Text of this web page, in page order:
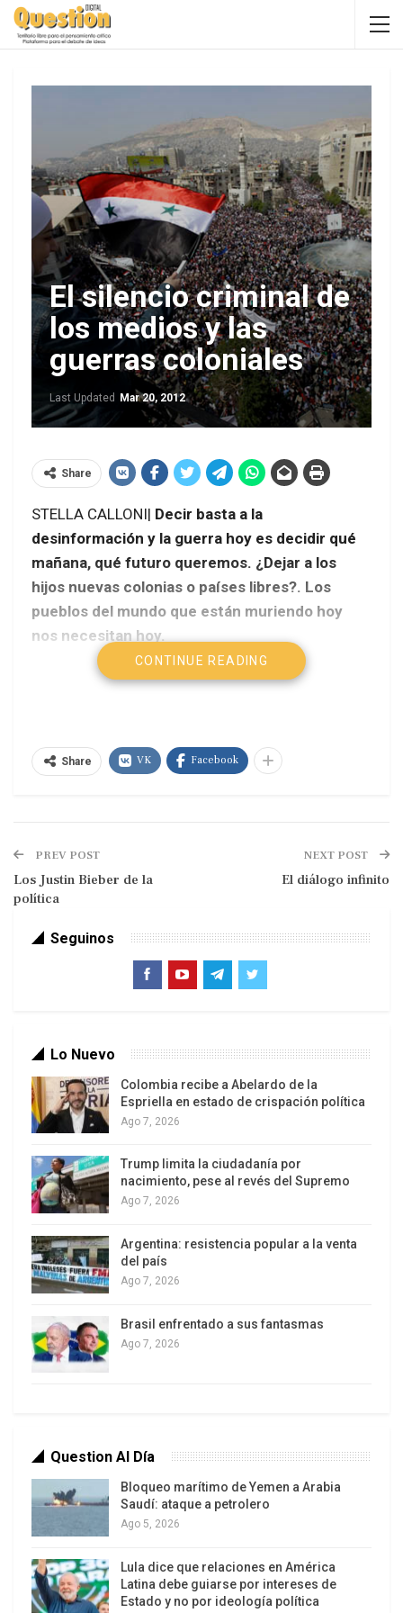
El silencio criminal de
los medios y las
guerras coloniales
Last Updated Mar 20, 2012
Share
STELLA CALLONI| Decir basta a la
desinformación y la guerra hoy es decidir qué
mañana, qué futuro queremos. ¿Dejar a los
hijos nuevas colonias o países libres?. Los
pueblos del mundo que están muriendo hoy
nos necesitan hoy.
Por eso es tiempo de decir basta al terrorismo
sirio y su gobierno en victimarios.
salvar a la humanidad, Detener los planes que se
trazan contra Nuestra América es decidir por la
vida contra la guerra y la muerte. El futuro de la
humanidad está en grave peligro en un momento
histórico en que se está decidiendo la continuidad
de la especie, la continuidad de la vida.
Recordemos:
Primero fueron por Afganistán. No hicimos nada
porque no sabíamos. Los medios decían que los
verdad sobre las Torres Gemelas, pero desde el
2001 todos los países están amenazados por el
poder imperial más militarizado y mafioso de la
alzaron, pero demasiado aisladas y bajas. Los
medios de comunicación las borraron y abrieron
las puertas a la invasión. De las atrocidades
cometidas por los invasores, sólo mostraron
algunas imágenes, no se sabe si como amenaza o
entretenimiento.
CONTINUE READING
Share VK Facebook
PREV POST
Los Justin Bieber de la
política
NEXT POST
El diálogo infinito
Seguinos
Lo Nuevo
Colombia recibe a Abelardo de la
Espriella en estado de crispación política
Ago 7, 2026
Trump limita la ciudadanía por
nacimiento, pese al revés del Supremo
Ago 7, 2026
Argentina: resistencia popular a la venta
del país
Ago 7, 2026
Brasil enfrentado a sus fantasmas
Ago 7, 2026
Question Al Día
Bloqueo marítimo de Yemen a Arabia
Saudí: ataque a petrolero
Ago 5, 2026
Lula dice que relaciones en América
Latina debe guiarse por intereses de
Estado y no por ideología política